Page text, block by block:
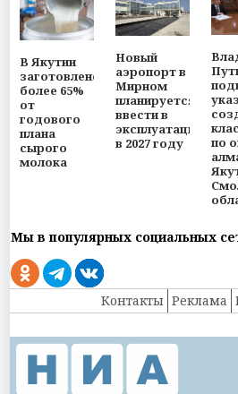
В Якутии
заготовлено
более 65%
от
годового
плана
сырого
молока
Новый
аэропорт в
Мирном
планируется
ввести в
эксплуатацию
в 2027 году
по
Мы в популярных социальных
Контакты Реклама